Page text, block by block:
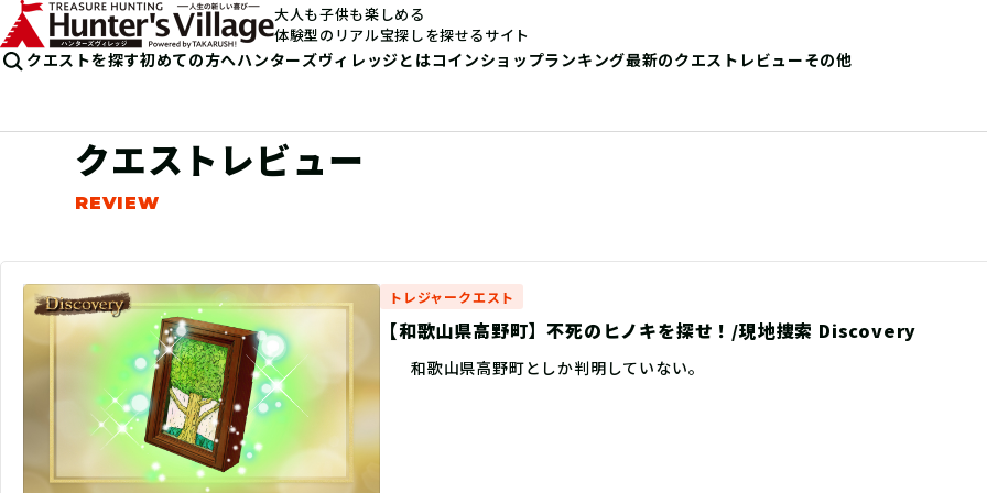
大人も子供も楽しめる
体験型のリアル宝探しを探せるサイト
クエストを探す初めての方へハンターズヴィレッジとはコインショップランキング最新のクエストレビューその他
クエストレビュー
トレジャークエスト
【和歌山県高野町】不死のヒノキを探せ！/現地捜索 Discovery
和歌山県高野町としか判明していない。